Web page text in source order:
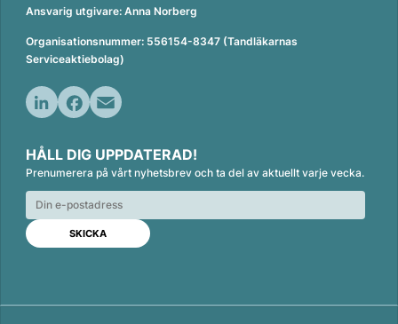
Ansvarig utgivare: Anna Norberg
Organisationsnummer: 556154-8347 (Tandläkarnas
Serviceaktiebolag)
n
k
e
d
n
c
e
b
o
o
k
a
i
l
HÅLL DIG UPPDATERAD!
Prenumerera på vårt nyhetsbrev och ta del av aktuellt varje vecka.